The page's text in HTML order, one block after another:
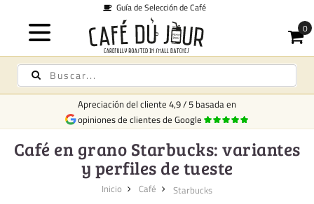
Apreciación del cliente 4,9/5 basada en
opiniones de clientes de Google
Café en grano Starbucks: variantes
y perfiles de tueste
Inicio Café Starbucks